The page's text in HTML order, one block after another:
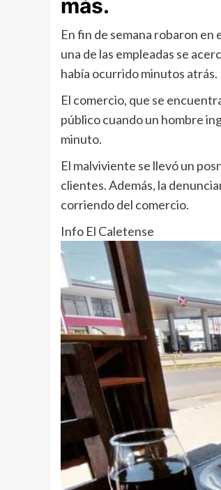
más.
En fin de semana robaron en
una de las empleadas se
había ocurrido minutos atrás.
El comercio, que se
público cuando un hombre
minuto.
El malviviente se llevó un
clientes. Además, la
corriendo del comercio.
Info El Caletense